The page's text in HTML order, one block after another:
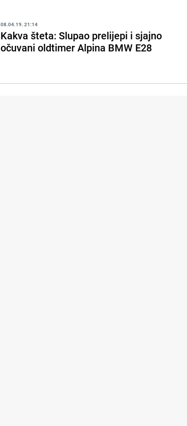
08.04.19. 21:14
Kakva šteta: Slupao prelijepi i sjajno
očuvani oldtimer Alpina BMW E28